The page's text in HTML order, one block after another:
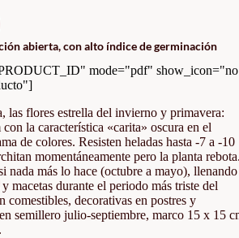
abierta, con alto índice de germinación
mode="pdf"
las flores estrella del invierno y primavera:
la característica «carita» oscura en el
de colores. Resisten heladas hasta -7 a -10
momentáneamente pero la planta
nada más lo hace (octubre a mayo), llenando
macetas durante el periodo más triste del
comestibles, decorativas en postres y
semillero julio-septiembre, marco 15 x 15